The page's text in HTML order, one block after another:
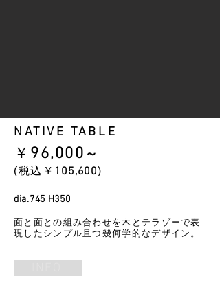
​￥ 96,000 ～
​(税込￥ 105,600)
dia.745 H350
面と面との組み合わせを木とテラゾーで表
現したシンプル且つ幾何学的なデザイン。
NATIVE TABLE